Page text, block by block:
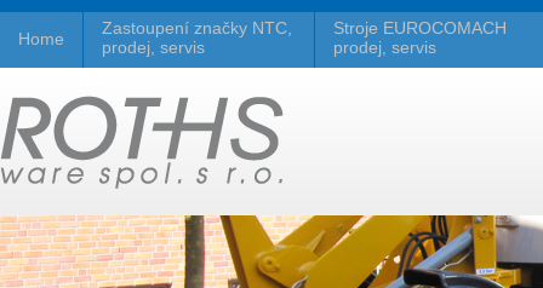
Home
Zastoupení značky NTC,
prodej, servis
Stroje EUROCOMACH
prodej, servis